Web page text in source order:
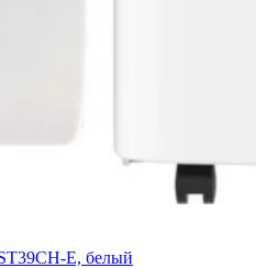
E, белый